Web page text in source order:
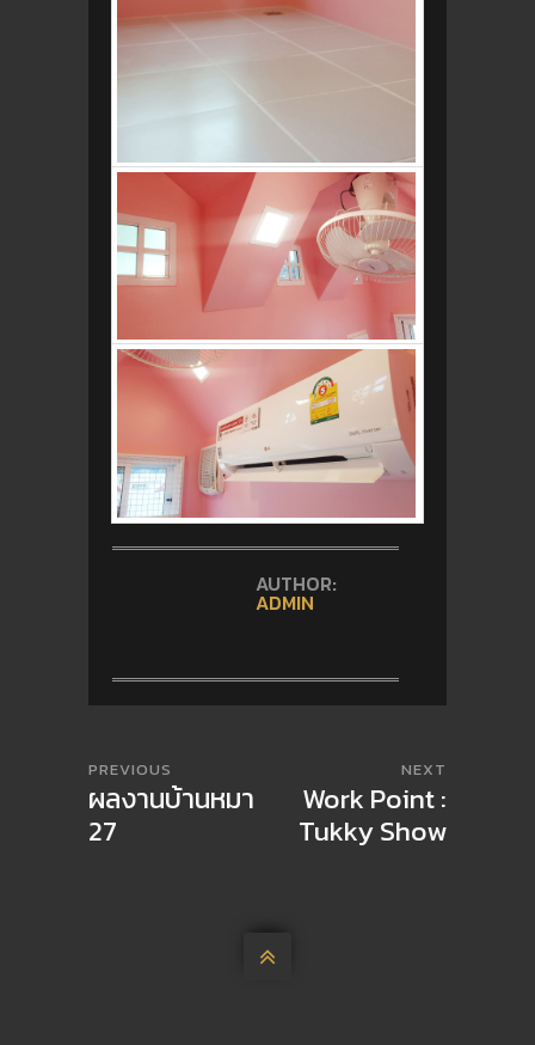
AUTHOR:
ADMIN
PREVIOUS
ผลงานบ้านหมา
27
NEXT
Work Point :
Tukky Show
